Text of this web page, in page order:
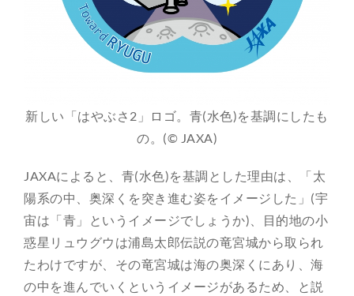
新しい「はやぶさ2」ロゴ。青(水色)を基調にしたも
の。(© JAXA)
JAXAによると、青(水色)を基調とした理由は、「太
陽系の中、奥深くを突き進む姿をイメージした」(宇
宙は「青」というイメージでしょうか)、目的地の小
惑星リュウグウは浦島太郎伝説の竜宮城から取られ
たわけですが、その竜宮城は海の奥深くにあり、海
の中を進んでいくというイメージがあるため、と説